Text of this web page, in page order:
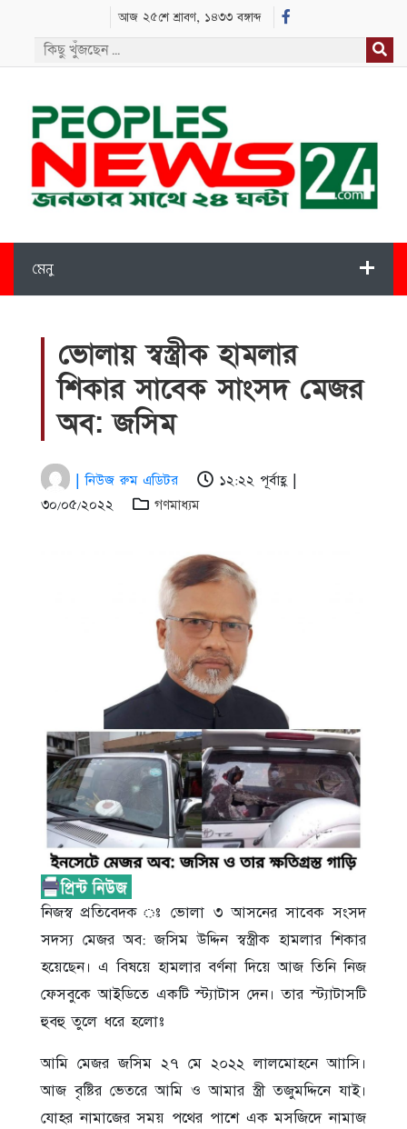
আজ ২৫শে শ্রাবণ, ১৪৩৩ বঙ্গাব্দ
মেনু
ভোলায় স্বস্ত্রীক হামলার
শিকার সাবেক সাংসদ মেজর
অব: জসিম
| নিউজ রুম এডিটর
১২:২২ পূর্বাহ্ণ |
৩০/০৫/২০২২
গণমাধ্যম
নিজস্ব প্রতিবেদক ঃ ভোলা ৩ আসনের সাবেক সংসদ
সদস্য মেজর অব: জসিম উদ্দিন স্বস্ত্রীক হামলার শিকার
হয়েছেন। এ বিষয়ে হামলার বর্ণনা দিয়ে আজ তিনি নিজ
ফেসবুকে আইডিতে একটি স্ট্যাটাস দেন। তার স্ট্যাটাসটি
হুবহু তুলে ধরে হলোঃ
আমি মেজর জসিম ২৭ মে ২০২২ লালমোহনে আাসি।
আজ বৃষ্টির ভেতরে আমি ও আমার স্ত্রী তজুমদ্দিনে যাই।
যোহর নামাজের সময় পথের পাশে এক মসজিদে নামাজ